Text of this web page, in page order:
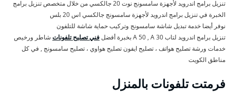
تنزيل برامج اندرويد لأجهزة سامسونج نوت 20 جالكسي من خلال متخصص تنزيل برامج
الخبرة في تنزيل برامج اندرويد لأجهزة سامسونج جالكسي اس 20 بلس
نوفر أيضا خدمة تبديل شاشة سامسونج وتركيب حماية شاشة للتلفون
تنزيل برامج اندرويد لتاب A 50 , A 30 بخبرة أفضل
فني تصليح تلفونات شاطر ورخيص
خدمات ورشة تصليح هواتف ، تصليح ايفون تصليح هواوي ، تصليح سامسونج , في كل
مناطق الكويت
فرمتت تلفونات بالمنزل